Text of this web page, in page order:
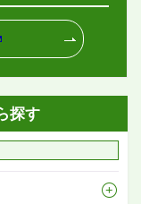
探す